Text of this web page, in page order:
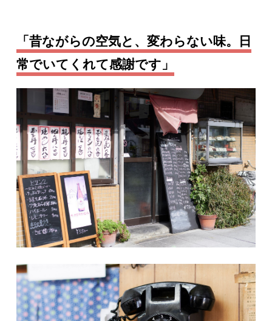
「昔ながらの空気と、変わらない味。日
常でいてくれて感謝です」